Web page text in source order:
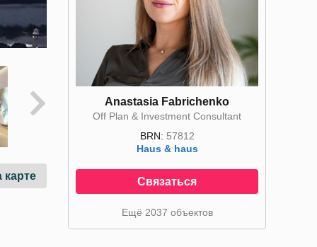
карте
Anastasia Fabrichenko
Off Plan & Investment Consultant
BRN: 57812
Haus & haus
Связаться
Ещё 2037 объектов